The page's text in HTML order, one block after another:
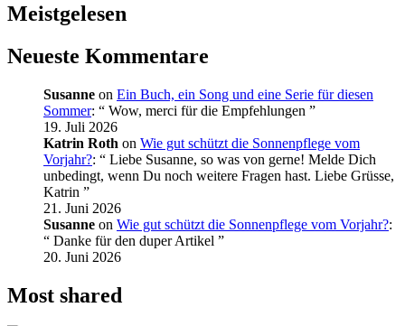
Meistgelesen
Neueste Kommentare
Susanne on Ein Buch, ein Song und eine Serie für diesen
Sommer: “ Wow, merci für die Empfehlungen ”
19. Juli 2026
Katrin Roth on Wie gut schützt die Sonnenpflege vom
Vorjahr?: “ Liebe Susanne, so was von gerne! Melde Dich
unbedingt, wenn Du noch weitere Fragen hast. Liebe Grüsse,
Katrin ”
21. Juni 2026
Susanne on Wie gut schützt die Sonnenpflege vom Vorjahr?:
“ Danke für den duper Artikel ”
20. Juni 2026
Most shared